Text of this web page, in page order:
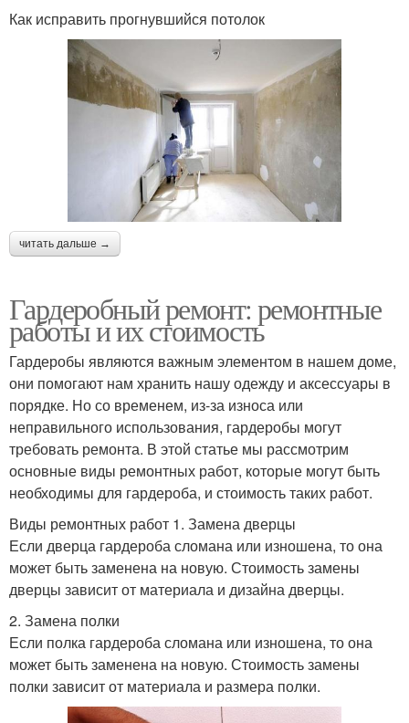
Как исправить прогнувшийся потолок
читать дальше →
Гардеробный ремонт: ремонтные
работы и их стоимость
Гардеробы являются важным элементом в нашем доме,
они помогают нам хранить нашу одежду и аксессуары в
порядке. Но со временем, из-за износа или
неправильного использования, гардеробы могут
требовать ремонта. В этой статье мы рассмотрим
основные виды ремонтных работ, которые могут быть
необходимы для гардероба, и стоимость таких работ.
Виды ремонтных работ 1. Замена дверцы
Если дверца гардероба сломана или изношена, то она
может быть заменена на новую. Стоимость замены
дверцы зависит от материала и дизайна дверцы.
2. Замена полки
Если полка гардероба сломана или изношена, то она
может быть заменена на новую. Стоимость замены
полки зависит от материала и размера полки.